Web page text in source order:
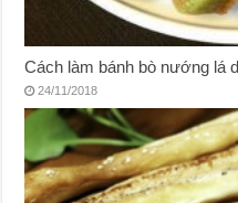
Cách làm bánh bò nướng lá
24/11/2018